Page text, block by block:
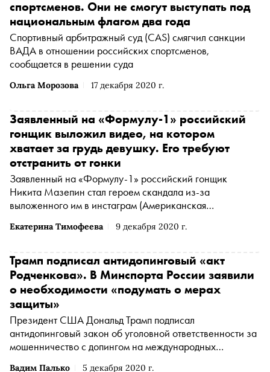
Ольга Морозова 17 декабря 2020 г.
спортсменов. Они не смогут выступать под
национальным флагом два года
Спортивный арбитражный суд (CAS) смягчил санкции
ВАДА в отношении российских спортсменов,
сообщается в решении суда
Екатерина Тимофеева 9 декабря 2020 г.
Заявленный на «Формулу-1» российский
гонщик выложил видео, на котором
хватает за грудь девушку. Его требуют
отстранить от гонки
Заявленный на «Формулу-1» российский гонщик
Никита Мазепин стал героем скандала из-за
выложенного им в инстаграм (Американская
Platforms Inc. по реализации продуктов ‒ социальных
России *)видео. Спортсмен показал, как хватает за
грудь девушку
Вадим Палько 5 декабря 2020 г.
Трамп подписал антидопинговый «акт
Родченкова». В Минспорта России заявили
о необходимости «подумать о мерах
защиты»
Президент США Дональд Трамп подписал
антидопинговый закон об уголовной ответственности за
мошенничество с допингом на международных